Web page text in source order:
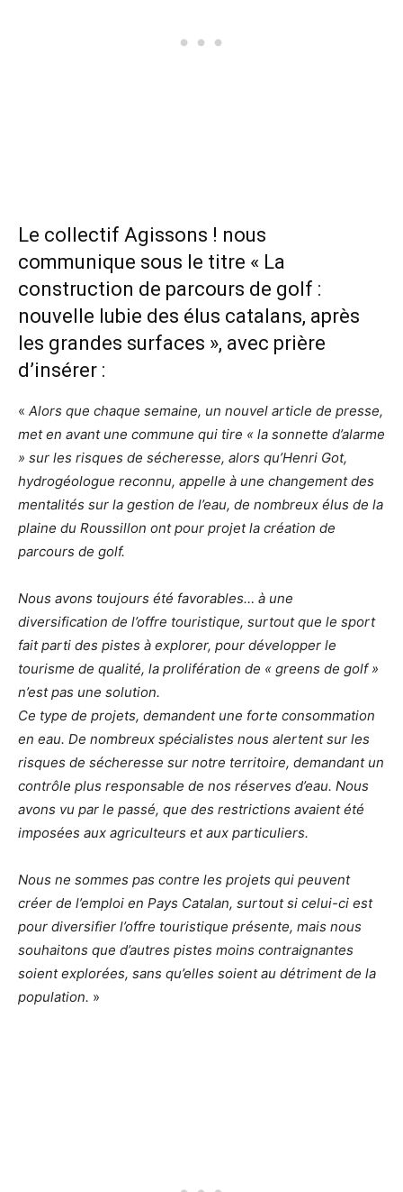
Le collectif Agissons ! nous
communique sous le titre « La
construction de parcours de golf :
nouvelle lubie des élus catalans, après
les grandes surfaces », avec prière
d’insérer :
« Alors que chaque semaine, un nouvel article de presse,
met en avant une commune qui tire « la sonnette d’alarme
» sur les risques de sécheresse, alors qu’Henri Got,
hydrogéologue reconnu, appelle à une changement des
mentalités sur la gestion de l’eau, de nombreux élus de la
plaine du Roussillon ont pour projet la création de
parcours de golf.
Nous avons toujours été favorables… à une
diversification de l’offre touristique, surtout que le sport
fait parti des pistes à explorer, pour développer le
tourisme de qualité, la prolifération de « greens de golf »
n’est pas une solution.
Ce type de projets, demandent une forte consommation
en eau. De nombreux spécialistes nous alertent sur les
risques de sécheresse sur notre territoire, demandant un
contrôle plus responsable de nos réserves d’eau. Nous
avons vu par le passé, que des restrictions avaient été
imposées aux agriculteurs et aux particuliers.
Nous ne sommes pas contre les projets qui peuvent
créer de l’emploi en Pays Catalan, surtout si celui-ci est
pour diversifier l’offre touristique présente, mais nous
souhaitons que d’autres pistes moins contraignantes
soient explorées, sans qu’elles soient au détriment de la
population. »